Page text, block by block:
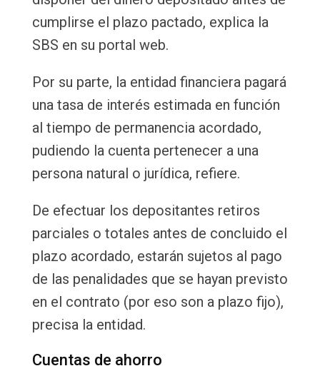
cumplirse el plazo pactado, explica la
SBS en su portal web.
Por su parte, la entidad financiera pagará
una tasa de interés estimada en función
al tiempo de permanencia acordado,
pudiendo la cuenta pertenecer a una
persona natural o jurídica, refiere.
De efectuar los depositantes retiros
parciales o totales antes de concluido el
plazo acordado, estarán sujetos al pago
de las penalidades que se hayan previsto
en el contrato (por eso son a plazo fijo),
precisa la entidad.
Cuentas de ahorro